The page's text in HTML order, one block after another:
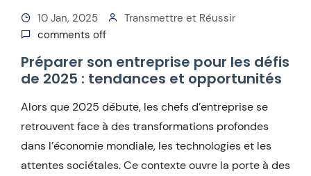
10 Jan, 2025
Transmettre et Réussir
comments off
Préparer son entreprise pour les défis
de 2025 : tendances et opportunités
Alors que 2025 débute, les chefs d’entreprise se
retrouvent face à des transformations profondes
dans l’économie mondiale, les technologies et les
attentes sociétales. Ce contexte ouvre la porte à des